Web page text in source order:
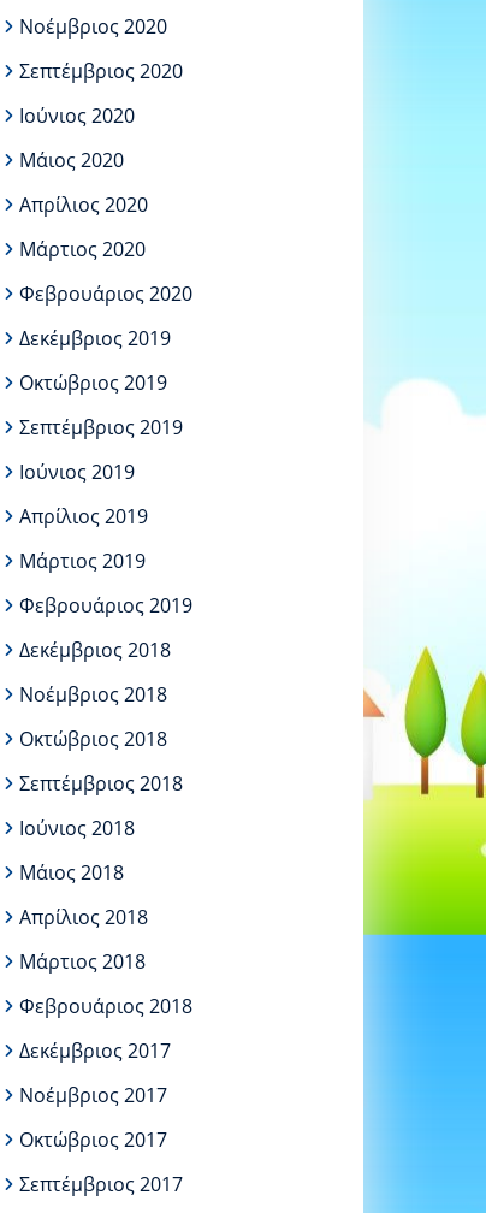
Νοέμβριος 2020
Σεπτέμβριος 2020
Ιούνιος 2020
Μάιος 2020
Απρίλιος 2020
Μάρτιος 2020
Φεβρουάριος 2020
Δεκέμβριος 2019
Οκτώβριος 2019
Σεπτέμβριος 2019
Ιούνιος 2019
Απρίλιος 2019
Μάρτιος 2019
Φεβρουάριος 2019
Δεκέμβριος 2018
Νοέμβριος 2018
Οκτώβριος 2018
Σεπτέμβριος 2018
Ιούνιος 2018
Μάιος 2018
Απρίλιος 2018
Μάρτιος 2018
Φεβρουάριος 2018
Δεκέμβριος 2017
Νοέμβριος 2017
Οκτώβριος 2017
Σεπτέμβριος 2017